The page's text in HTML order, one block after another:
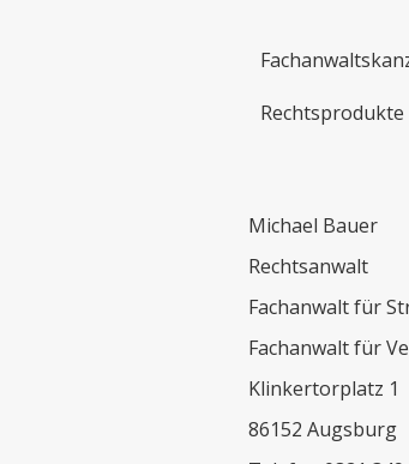
Michael Bauer
Rechtsanwalt
Fachanwalt für
Fachanwalt für
Klinkertorplatz 1
86152 Augsburg